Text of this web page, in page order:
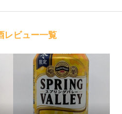
レビュー一覧